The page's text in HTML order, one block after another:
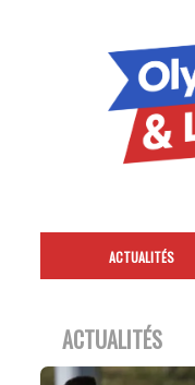
ACTUALITÉS
ACTUALITÉS